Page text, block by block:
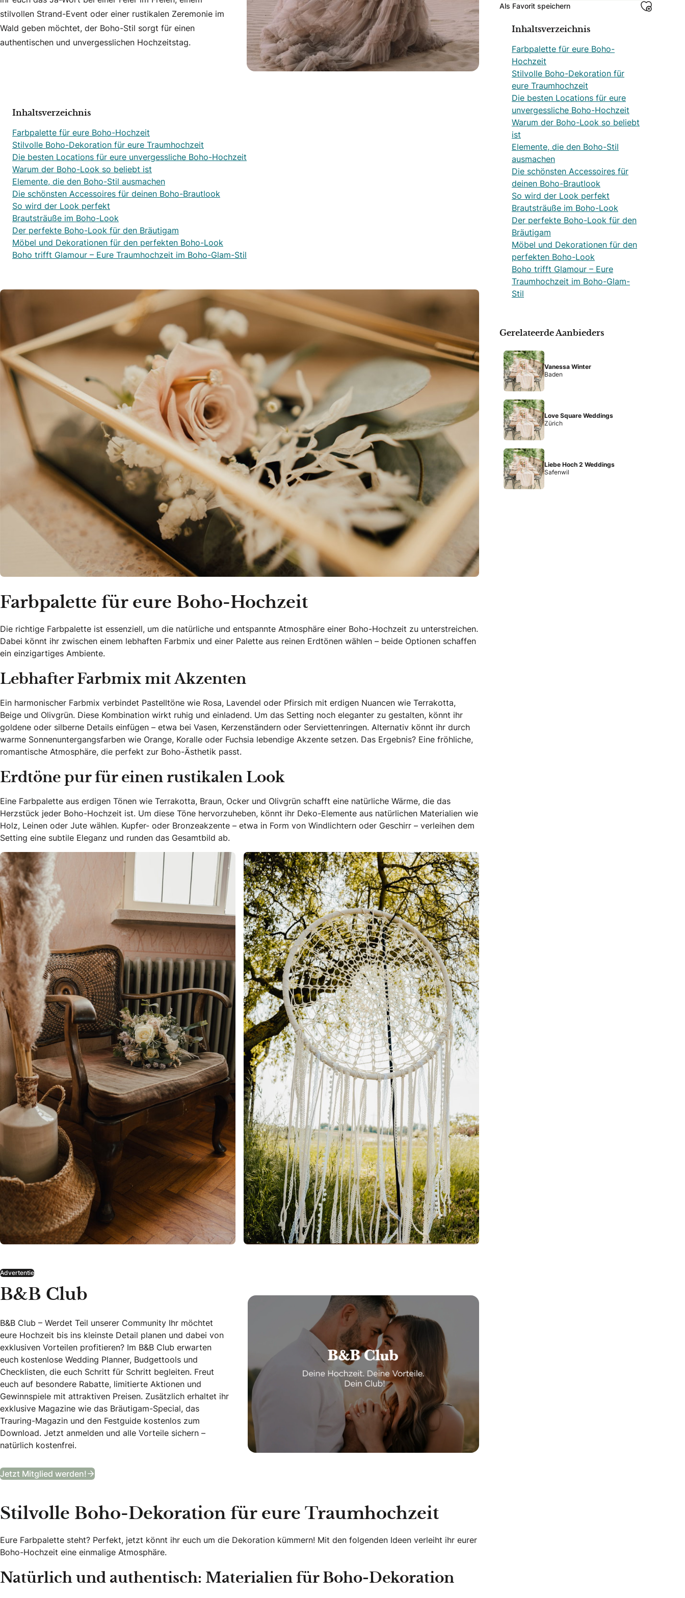
stilvollen Strand-Event oder einer rustikalen Zeremonie im
Wald geben möchtet, der Boho-Stil sorgt für einen
authentischen und unvergesslichen Hochzeitstag.
Inhaltsverzeichnis
Farbpalette für eure Boho-Hochzeit
Stilvolle Boho-Dekoration für eure Traumhochzeit
Die besten Locations für eure unvergessliche Boho-Hochzeit
Warum der Boho-Look so beliebt ist
Elemente, die den Boho-Stil ausmachen
Die schönsten Accessoires für deinen Boho-Brautlook
So wird der Look perfekt
Brautsträuße im Boho-Look
Der perfekte Boho-Look für den Bräutigam
Möbel und Dekorationen für den perfekten Boho-Look
Boho trifft Glamour – Eure Traumhochzeit im Boho-Glam-Stil
Farbpalette für eure Boho-Hochzeit
Die richtige Farbpalette ist essenziell, um die natürliche und entspannte Atmosphäre einer Boho-Hochzeit zu unterstreichen.
Dabei könnt ihr zwischen einem lebhaften Farbmix und einer Palette aus reinen Erdtönen wählen – beide Optionen schaffen
ein einzigartiges Ambiente.
Lebhafter Farbmix mit Akzenten
Ein harmonischer Farbmix verbindet Pastelltöne wie Rosa, Lavendel oder Pfirsich mit erdigen Nuancen wie Terrakotta,
Beige und Olivgrün. Diese Kombination wirkt ruhig und einladend. Um das Setting noch eleganter zu gestalten, könnt ihr
goldene oder silberne Details einfügen – etwa bei Vasen, Kerzenständern oder Serviettenringen. Alternativ könnt ihr durch
warme Sonnenuntergangsfarben wie Orange, Koralle oder Fuchsia lebendige Akzente setzen. Das Ergebnis? Eine fröhliche,
romantische Atmosphäre, die perfekt zur Boho-Ästhetik passt.
Erdtöne pur für einen rustikalen Look
Eine Farbpalette aus erdigen Tönen wie Terrakotta, Braun, Ocker und Olivgrün schafft eine natürliche Wärme, die das
Herzstück jeder Boho-Hochzeit ist. Um diese Töne hervorzuheben, könnt ihr Deko-Elemente aus natürlichen Materialien wie
Holz, Leinen oder Jute wählen. Kupfer- oder Bronzeakzente – etwa in Form von Windlichtern oder Geschirr – verleihen dem
Setting eine subtile Eleganz und runden das Gesamtbild ab.
Advertentie
B&B Club
B&B Club – Werdet Teil unserer Community Ihr möchtet
eure Hochzeit bis ins kleinste Detail planen und dabei von
exklusiven Vorteilen profitieren? Im B&B Club erwarten
euch kostenlose Wedding Planner, Budgettools und
Checklisten, die euch Schritt für Schritt begleiten. Freut
euch auf besondere Rabatte, limitierte Aktionen und
Gewinnspiele mit attraktiven Preisen. Zusätzlich erhaltet ihr
exklusive Magazine wie das Bräutigam-Special, das
Trauring-Magazin und den Festguide kostenlos zum
Download. Jetzt anmelden und alle Vorteile sichern –
natürlich kostenfrei.
Jetzt Mitglied werden!
Stilvolle Boho-Dekoration für eure Traumhochzeit
Eure Farbpalette steht? Perfekt, jetzt könnt ihr euch um die Dekoration kümmern! Mit den folgenden Ideen verleiht ihr eurer
Boho-Hochzeit eine einmalige Atmosphäre.
Natürlich und authentisch: Materialien für Boho-Dekoration
Als Favorit speichern
Inhaltsverzeichnis
Farbpalette für eure Boho-
Hochzeit
Stilvolle Boho-Dekoration für
eure Traumhochzeit
Die besten Locations für eure
unvergessliche Boho-Hochzeit
Warum der Boho-Look so beliebt
ist
Elemente, die den Boho-Stil
ausmachen
Die schönsten Accessoires für
deinen Boho-Brautlook
So wird der Look perfekt
Brautsträuße im Boho-Look
Der perfekte Boho-Look für den
Bräutigam
Möbel und Dekorationen für den
perfekten Boho-Look
Boho trifft Glamour – Eure
Traumhochzeit im Boho-Glam-
Stil
Gerelateerde Aanbieders
Vanessa Winter
Baden
Love Square Weddings
Zürich
Liebe Hoch 2 Weddings
Safenwil